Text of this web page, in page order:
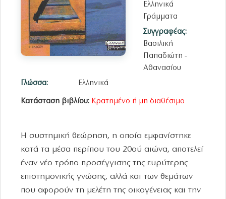
Ελληνικά
Γράμματα
Συγγραφέας:
Βασιλική
Παπαδιώτη -
Αθανασίου
Γλώσσα:
Ελληνικά
Κατάσταση βιβλίου: Κρατημένο ή μη διαθέσιμο
Η συστημική θεώρηση, η οποία εμφανίστηκε
κατά τα μέσα περίπου του 20ού αιώνα, αποτελεί
έναν νέο τρόπο προσέγγισης της ευρύτερης
επιστημονικής γνώσης, αλλά και των θεμάτων
που αφορούν τη μελέτη της οικογένειας και την